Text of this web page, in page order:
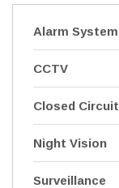
Alarm System
CCTV
Closed Circuit
Night Vision
Surveillance